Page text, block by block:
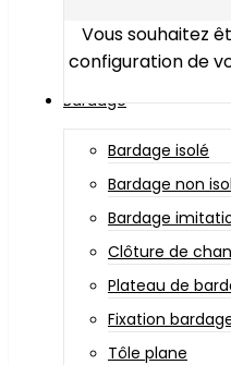
Vous souhaitez
configuration de
Bardage
Bardage isolé
Bardage non
Bardage
Clôture de
Plateau de
Fixation
Tôle plane